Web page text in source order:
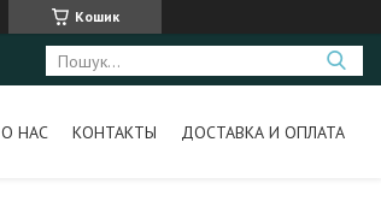
Кошик
О НАС КОНТАКТЫ ДОСТАВКА И ОПЛАТА